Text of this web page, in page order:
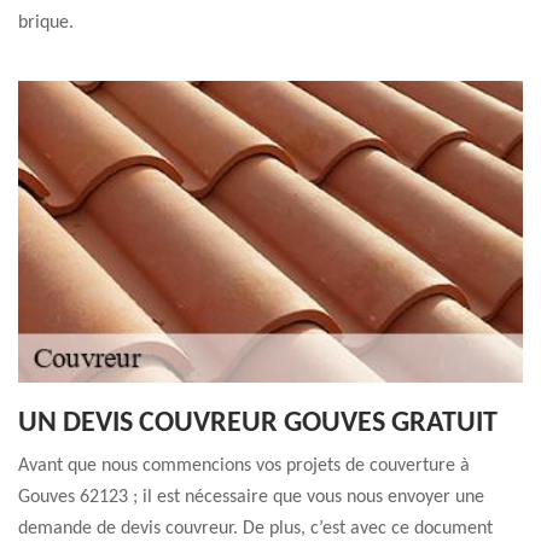
brique.
UN DEVIS COUVREUR GOUVES GRATUIT
Avant que nous commencions vos projets de couverture à
Gouves 62123 ; il est nécessaire que vous nous envoyer une
demande de devis couvreur. De plus, c’est avec ce document